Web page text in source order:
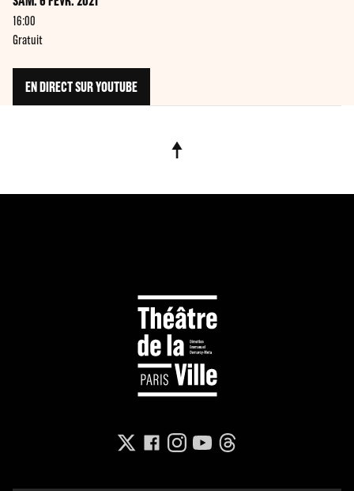
16:00
Gratuit
EN DIRECT SUR YOUTUBE